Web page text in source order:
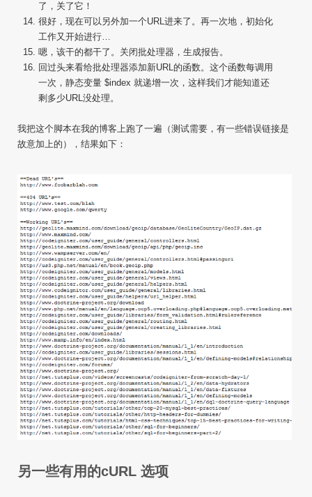
了，关了它！
很好，现在可以另外加一个URL进来了。再一次地，初始化
工作又开始进行…
嗯，该干的都干了。关闭批处理器，生成报告。
回过头来看给批处理器添加新URL的函数。这个函数每调用
一次，静态变量 $index 就递增一次，这样我们才能知道还
剩多少URL没处理。
我把这个脚本在我的博客上跑了一遍（测试需要，有一些错误链接是
故意加上的），结果如下：
另一些有用的cURL 选项